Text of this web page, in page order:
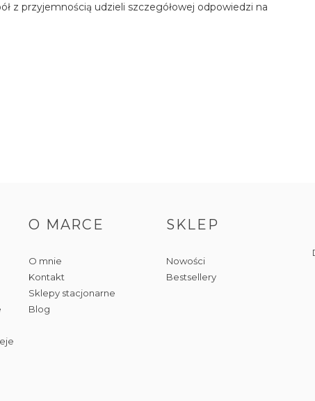
z przyjemnością udzieli szczegółowej odpowiedzi na
O MARCE
O mnie
Kontakt
Sklepy stacjonarne
Blog
SKLEP
Nowości
Bestsellery